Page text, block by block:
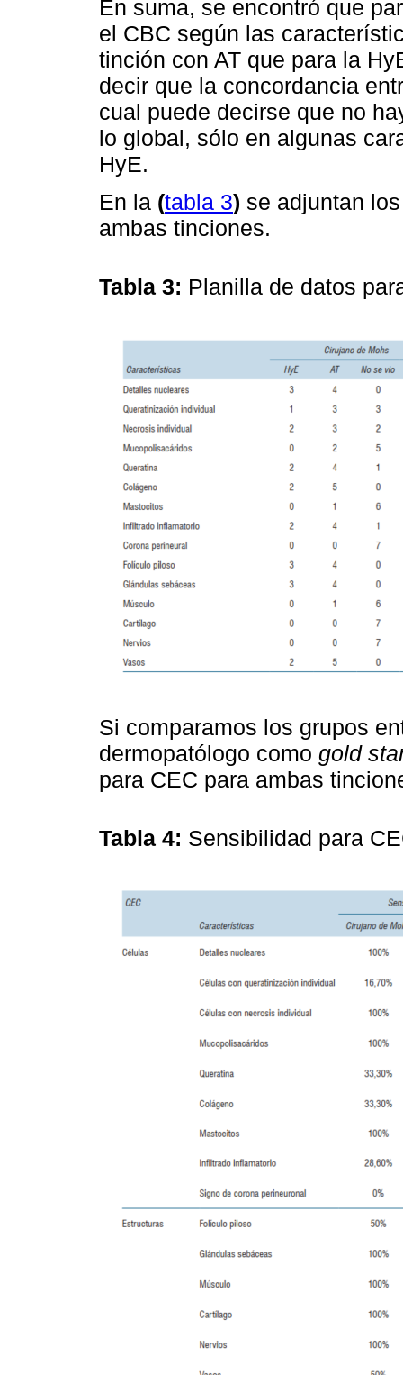
En suma, se encontró que
el CBC según las
tinción con AT que para la
decir que la concordancia
cual puede decirse que no
lo global, sólo en algunas
HyE.
En la (tabla 3) se adjuntan
ambas tinciones.
Tabla 3: Planilla de datos
Si comparamos los grupos
dermopatólogo como gold
para CEC para ambas
Tabla 4: Sensibilidad para